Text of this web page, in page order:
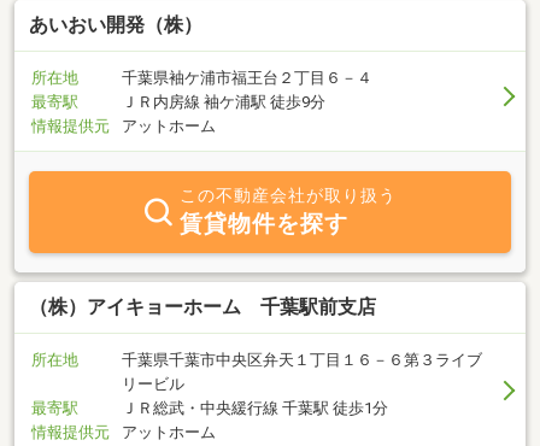
あいおい開発（株）
所在地
千葉県袖ケ浦市福王台２丁目６－４
最寄駅
ＪＲ内房線 袖ケ浦駅 徒歩9分
情報提供元
アットホーム
この不動産会社が取り扱う
賃貸物件を探す
（株）アイキョーホーム 千葉駅前支店
所在地
千葉県千葉市中央区弁天１丁目１６－６第３ライブ
リービル
最寄駅
ＪＲ総武・中央緩行線 千葉駅 徒歩1分
情報提供元
アットホーム